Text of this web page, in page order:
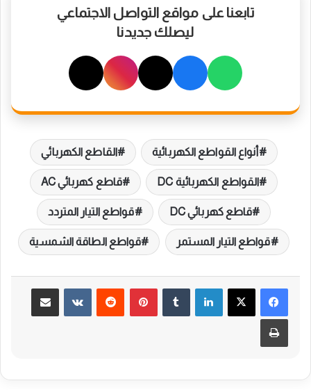
تابعنا على مواقع التواصل الاجتماعي
ليصلك جديدنا
أنواع القواطع الكهربائية القاطع الكهربائي
القواطع الكهربائية DC قاطع كهربائي AC
قاطع كهربائي DC قواطع التيار المتردد
قواطع التيار المستمر قواطع الطاقة الشمسية
لينكدإن بينتيريست مشاركة عبر البريد
طباعة